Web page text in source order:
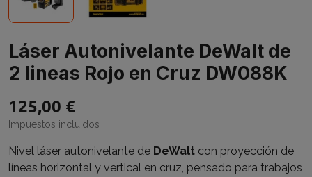
Láser Autonivelante DeWalt de
2 lineas Rojo en Cruz DW088K
125,00 €
Impuestos incluidos
Nivel láser autonivelante de DeWalt con proyección de
líneas horizontal y vertical en cruz, pensado para trabajos